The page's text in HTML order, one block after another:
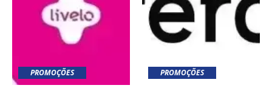
PROMOÇÕES PROMOÇÕES